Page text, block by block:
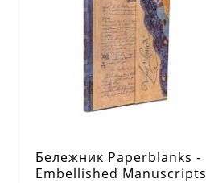
Бележник Paperblanks -
Embellished Manuscripts